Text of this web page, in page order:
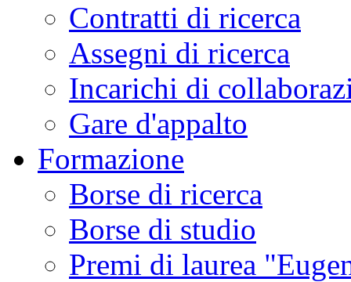
Contratti di ricerca
Assegni di ricerca
Incarichi di
Gare d'appalto
Formazione
Borse di ricerca
Borse di studio
Premi di laurea